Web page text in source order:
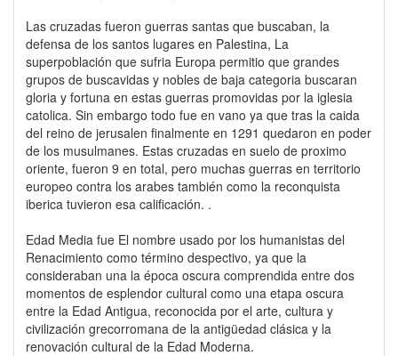
Las cruzadas fueron guerras santas que buscaban, la
defensa de los santos lugares en Palestina, La
superpoblación que sufria Europa permitio que grandes
grupos de buscavidas y nobles de baja categoria buscaran
gloria y fortuna en estas guerras promovidas por la iglesia
catolica. Sin embargo todo fue en vano ya que tras la caida
del reino de jerusalen finalmente en 1291 quedaron en poder
de los musulmanes. Estas cruzadas en suelo de proximo
oriente, fueron 9 en total, pero muchas guerras en territorio
europeo contra los arabes también como la reconquista
iberica tuvieron esa calificación. .
Edad Media fue El nombre usado por los humanistas del
Renacimiento como término despectivo, ya que la
consideraban una la época oscura comprendida entre dos
momentos de esplendor cultural como una etapa oscura
entre la Edad Antigua, reconocida por el arte, cultura y
civilización grecorromana de la antigüedad clásica y la
renovación cultural de la Edad Moderna.